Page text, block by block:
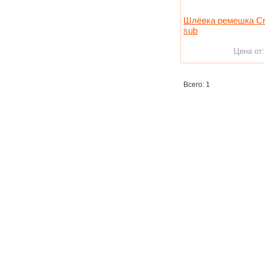
Шлёвка ремешка
sub
Цена от:
Всего: 1